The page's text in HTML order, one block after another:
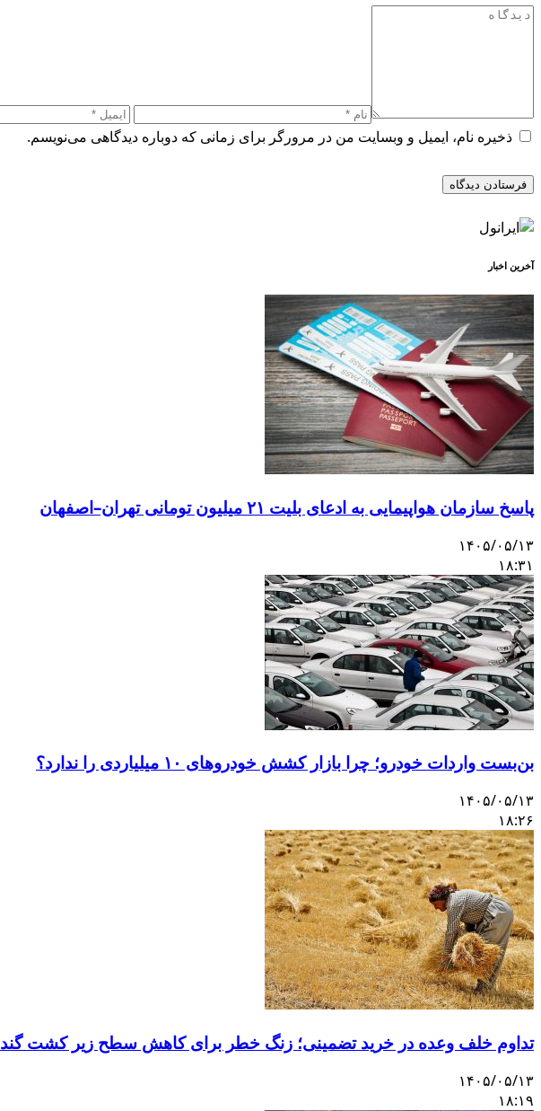
ذخیره نام، ایمیل و وبسایت من در مرورگر برای زمانی که دوباره دیدگاهی می‌نویسم.
آخرین اخبار
پاسخ سازمان هواپیمایی به ادعای بلیت ۲۱ میلیون تومانی تهران–اصفهان
۱۴۰۵/۰۵/۱۳
۱۸:۳۱
بن‌بست واردات خودرو؛ چرا بازار کشش خودروهای ۱۰ میلیاردی را ندارد؟
۱۴۰۵/۰۵/۱۳
۱۸:۲۶
تداوم خلف وعده در خرید تضمینی؛ زنگ خطر برای کاهش سطح زیر کشت
۱۴۰۵/۰۵/۱۳
۱۸:۱۹